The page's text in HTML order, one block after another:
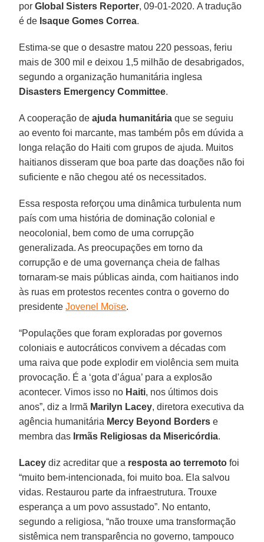
porGlobal Sisters Reporter, 09-01-2020. A tradução
é de Isaque Gomes Correa.
Estima-se que o desastre matou 220 pessoas, feriu
mais de 300 mil e deixou 1,5 milhão de desabrigados,
segundo a organização humanitária inglesa
Disasters Emergency Committee.
A cooperação deajuda humanitária que se seguiu
ao evento foi marcante, mas também pôs em dúvida a
longa relação do Haiti com grupos de ajuda. Muitos
haitianos disseram que boa parte das doações não foi
suficiente e não chegou até os necessitados.
Essa resposta reforçou uma dinâmica turbulenta num
país com uma história de dominação colonial e
neocolonial, bem como de uma corrupção
generalizada. As preocupações em torno da
corrupção e de uma governança cheia de falhas
tornaram-se mais públicas ainda, com haitianos indo
às ruas em protestos recentes contra o governo do
presidenteJovenel Moïse.
“Populações que foram exploradas por governos
coloniais e autocráticos convivem a décadas com
uma raiva que pode explodir em violência sem muita
provocação. É a ‘gota d’água’ para a explosão
acontecer. Vimos isso no Haiti, nos últimos dois
anos”, diz a Irmã Marilyn Lacey, diretora executiva da
agência humanitária Mercy Beyond Borders e
membra das Irmãs Religiosas da Misericórdia.
Lacey diz acreditar que a resposta ao terremoto foi
“muito bem-intencionada, foi muito boa. Ela salvou
vidas. Restaurou parte da infraestrutura. Trouxe
esperança a um povo assustado”. No entanto,
segundo a religiosa, “não trouxe uma transformação
sistêmica nem transparência no governo, tampouco